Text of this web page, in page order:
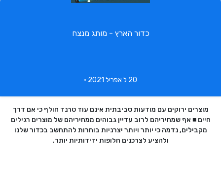
כדור הארץ - מותג מנצח
20 ל אפריל 2021 •
מוצרים ירוקים עם מודעות סביבתית אינם עוד טרנד חולף כי אם דרך
חיים■אף שמחיריהם לרוב עדיין גבוהים ממחיריהם של מוצרים רגילים
מקבילים, נדמה כי יותר ויותר יצרניות בוחרות להתחשב בכדור שלנו
ולהציע לצרכנים חלופות ידידותיות יותר.